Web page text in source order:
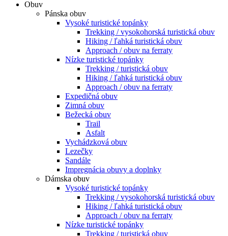
Obuv
Pánska obuv
Vysoké turistické topánky
Trekking / vysokohorská turistická obuv
Hiking / ľahká turistická obuv
Approach / obuv na ferraty
Nízke turistické topánky
Trekking / turistická obuv
Hiking / ľahká turistická obuv
Approach / obuv na ferraty
Expedičná obuv
Zimná obuv
Bežecká obuv
Trail
Asfalt
Vychádzková obuv
Lezečky
Sandále
Impregnácia obuvy a doplnky
Dámska obuv
Vysoké turistické topánky
Trekking / vysokohorská turistická obuv
Hiking / ľahká turistická obuv
Approach / obuv na ferraty
Nízke turistické topánky
Trekking / turistická obuv